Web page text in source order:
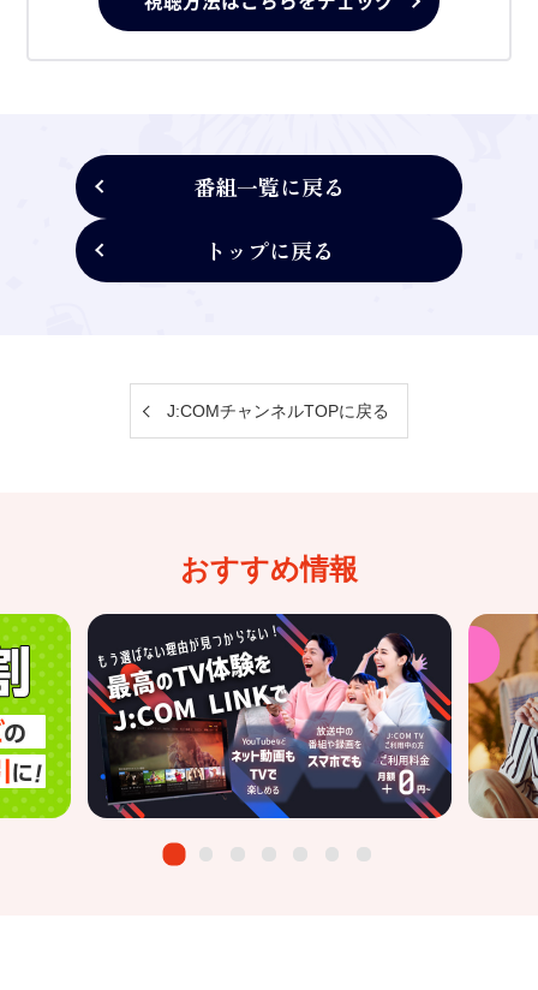
番組一覧に戻る
トップに戻る
J:COMチャンネルTOPに戻る
おすすめ情報